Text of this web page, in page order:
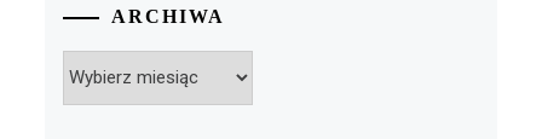
ARCHIWA